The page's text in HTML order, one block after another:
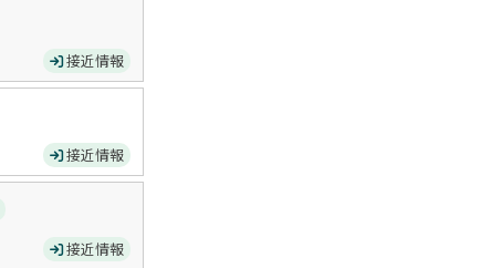
接近情報
接近情報
接近情報